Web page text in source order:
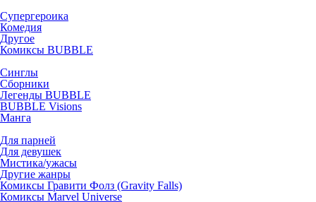
Супергероика
Комедия
Другое
Комиксы BUBBLE
Синглы
Сборники
Легенды BUBBLE
BUBBLE Visions
Манга
Для парней
Для девушек
Мистика/ужасы
Другие жанры
Комиксы Гравити Фолз (Gravity Falls)
Комиксы Marvel Universe